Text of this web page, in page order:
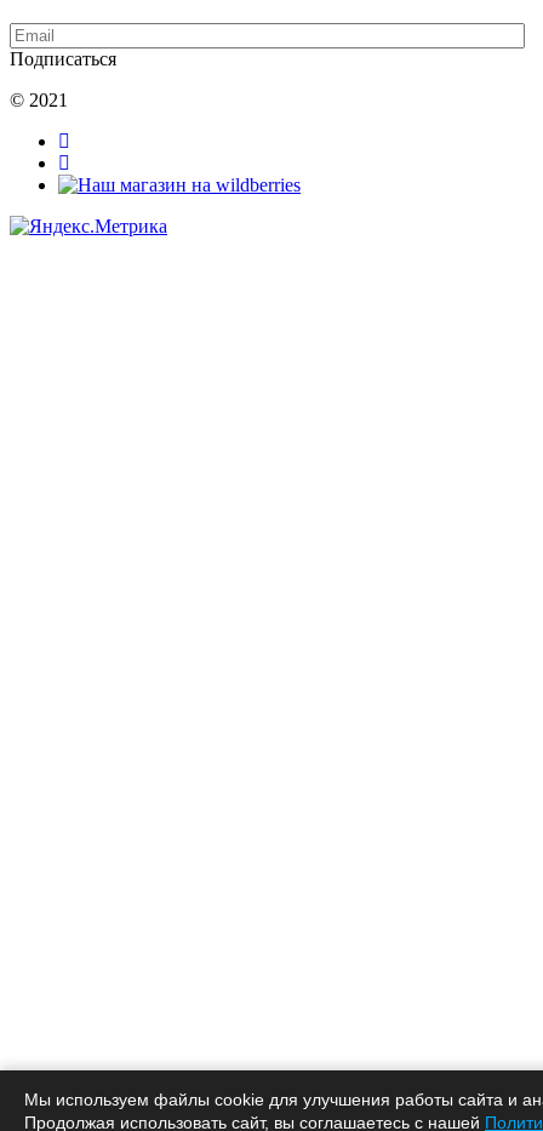
Подписаться
© 2021
Мы используем файлы cookie для улучшения работы сайта и
Продолжая использовать сайт, вы соглашаетесь с нашей